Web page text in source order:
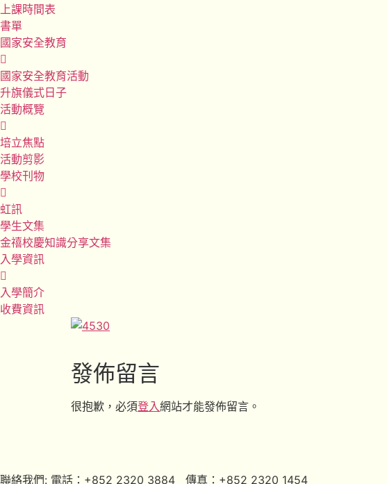
上課時間表
書單
國家安全教育
國家安全教育活動
升旗儀式日子
活動概覽
培立焦點
活動剪影
學校刊物
虹訊
學生文集
金禧校慶知識分享文集
入學資訊
入學簡介
收費資訊
發佈留言
很抱歉，必須登入網站才能發佈留言。
聯絡我們: 電話：+852 2320 3884 傳真：+852 2320 1454